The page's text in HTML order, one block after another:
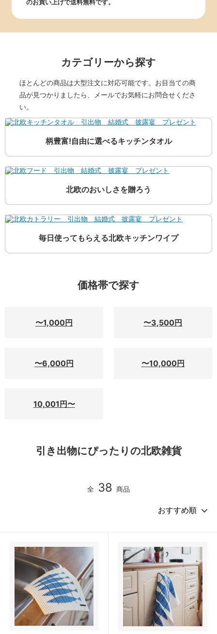
のお買い上げで送料無料です。
カテゴリーから探す
ほとんどの商品は大型注文に対応可能です。お目当ての商
品が見つかりましたら、メールでお気軽にお問合せくださ
い。
柄豊富!自由に選べるキッチンタオル
北欧のおいしさを贈ろう
毎日使ってもらえる北欧キッチンワイプ
価格帯で探す
〜1,000円 〜3,500円
〜6,000円 〜10,000円
10,001円〜
引き出物にぴったりの北欧雑貨
全 38 商品